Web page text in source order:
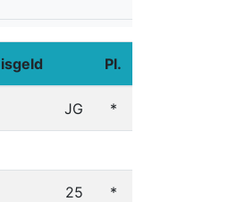
Pl.
JG *
25 *